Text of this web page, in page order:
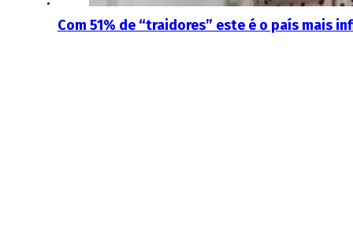
Com 51% de “traidores” este é o país mais